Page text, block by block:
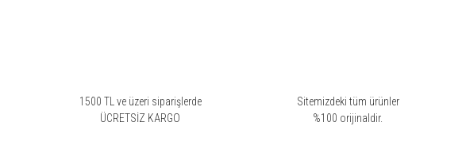
1500 TL ve üzeri siparişlerde
ÜCRETSİZ KARGO
Sitemizdeki tüm ürünler
%100 orijinaldir.